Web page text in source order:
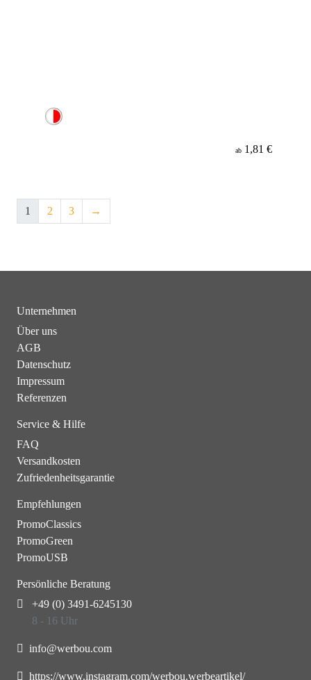
ab 1,81 €
1 2 3 →
Unternehmen
Über uns
AGB
Datenschutz
Impressum
Referenzen
Service & Hilfe
FAQ
Versandkosten
Zufriedenheitsgarantie
Empfehlungen
PromoClassics
PromoGreen
PromoUSB
Persönliche Beratung
+49 (0) 3491-6245130
8 - 16 Uhr
info@werbou.com
https://www.instagram.com/werbou.werbeartikel/